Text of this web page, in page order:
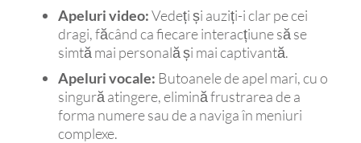
Apeluri video:Vedeți și auziți-i clar pe cei
dragi, făcând ca fiecare interacțiune să se
simtă mai personală și mai captivantă.
Apeluri vocale: Butoanele de apel mari, cu o
singură atingere, elimină frustrarea de a
forma numere sau de a naviga în meniuri
complexe.